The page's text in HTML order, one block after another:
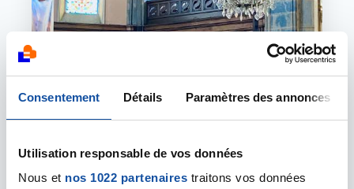
Consentement Détails Paramètres des annonces
Utilisation responsable de vos données
Nous et nos 1022 partenaires traitons vos données
02 JUIN 2026